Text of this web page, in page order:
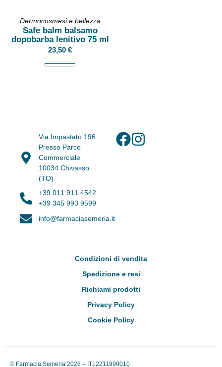
Dermocosmesi e bellezza
Safe balm balsamo
dopobarba lenitivo 75 ml
23,50€
Via Impastato 196
Presso Parco
Commerciale
10034 Chivasso
(TO)
+39 011 911 4542
+39 345 993 9599
info@farmaciasemeria.it
Condizioni di vendita
Spedizione e resi
Richiami prodotti
Privacy Policy
Cookie Policy
© Farmacia Semeria 2026 – IT12211990010